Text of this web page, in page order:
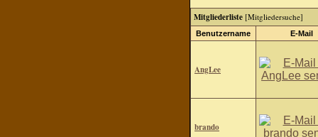
Mitgliederliste [Mitgliedersuche]
Benutzername E-Mail
AngLee
brando